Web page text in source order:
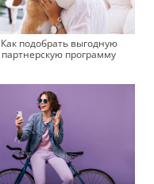
Как подобрать выгодную
партнерскую программу